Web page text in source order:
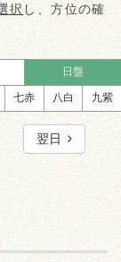
択 し、方位の確
日盤
七赤 八白 九紫
翌日